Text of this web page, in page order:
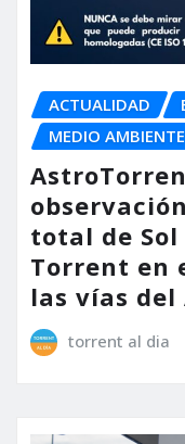
ACTUALIDAD
MEDIO AMBIENTE
total de Sol
Torrent en
las vías del
torrent al dia